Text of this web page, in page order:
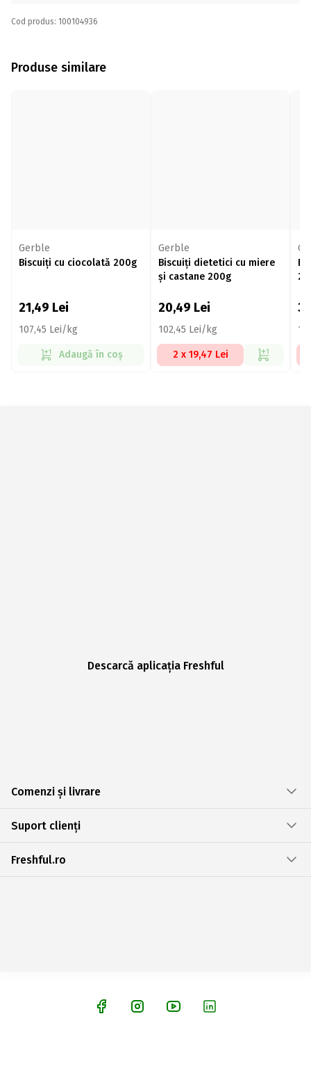
Cod produs: 100104936
Produse similare
Gerble
Biscuiți cu ciocolată 200g
21,49 Lei
107,45 Lei/kg
Adaugă în coș
Gerble
Biscuiți dietetici cu miere
și castane 200g
20,49 Lei
102,45 Lei/kg
2 x 19,47 Lei
Descarcă aplicația Freshful
Comenzi și livrare
Suport clienți
Freshful.ro